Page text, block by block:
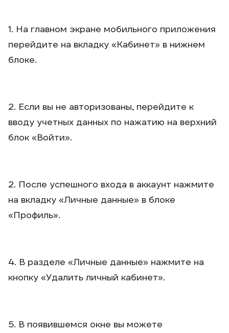
1. На главном экране мобильного приложения
перейдите на вкладку «Кабинет» в нижнем
блоке.
2. Если вы не авторизованы, перейдите к
вводу учетных данных по нажатию на верхний
блок «Войти».
2. После успешного входа в аккаунт нажмите
на вкладку «Личные данные» в блоке
«Профиль».
4. В разделе «Личные данные» нажмите на
кнопку «Удалить личный кабинет».
5. В появившемся окне вы можете